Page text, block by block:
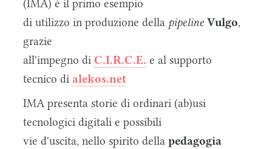
(IMA) è il primo esempio
di utilizzo in produzione della pipeline Vulgo,
grazie
all'impegno diC.I.R.C.E. e al supporto
tecnico di alekos.net
IMA presenta storie di ordinari (ab)usi
tecnologici digitali e possibili
vie d'uscita, nello spirito dellapedagogia